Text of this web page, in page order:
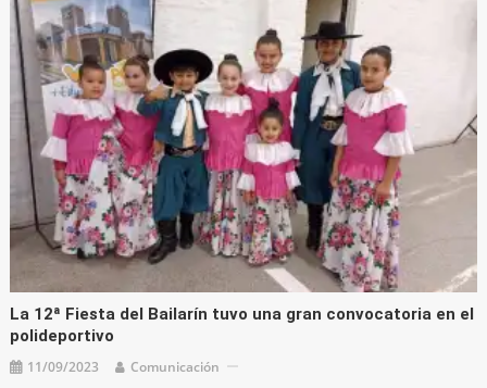
La 12ª Fiesta del Bailarín tuvo una gran convocatoria en el
polideportivo
11/09/2023 Comunicación